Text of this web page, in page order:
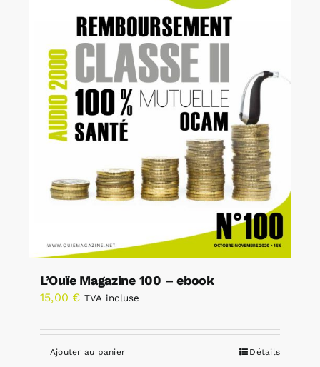
L’Ouïe Magazine 100 – ebook
15,00 € TVA incluse
Ajouter au panier Détails